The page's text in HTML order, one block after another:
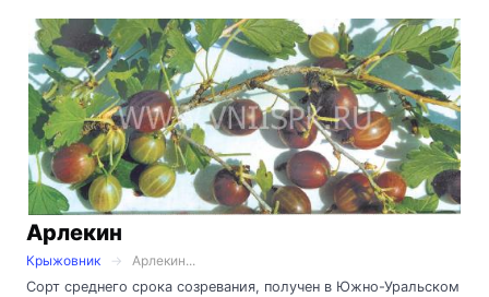
Арлекин
Крыжовник
Арлекин...
Сорт среднего срока созревания, получен в Южно-Уральском